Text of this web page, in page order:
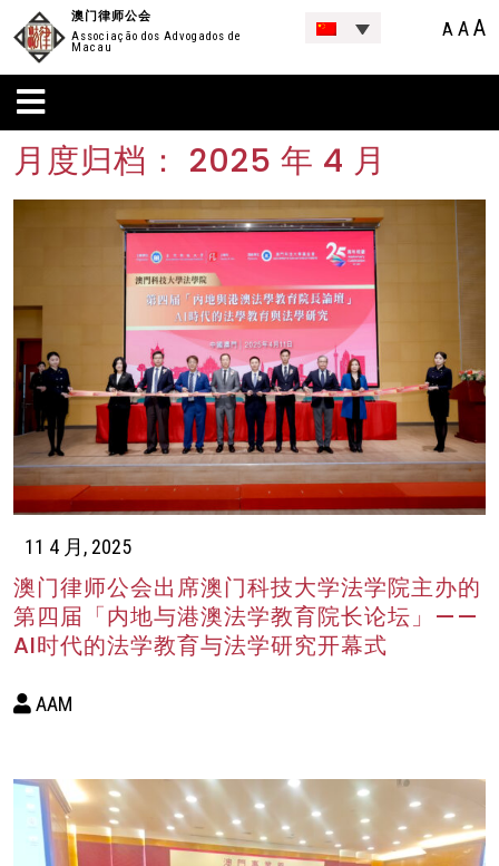
澳门律师公会
Associação dos Advogados de
Macau
A AA
月度归档： 2025 年 4 月
11 4 月, 2025
澳门律师公会出席澳门科技大学法学院主办的
第四届「内地与港澳法学教育院长论坛」——
AI时代的法学教育与法学研究开幕式
AAM